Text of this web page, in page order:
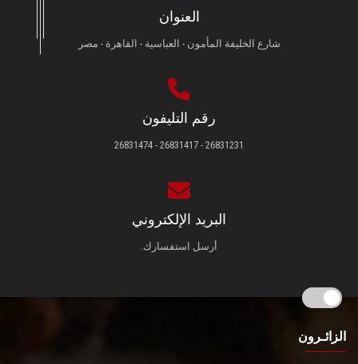
العنوان
شارع الخليفة المأمون - العباسية - القاهرة - مصر
رقم التليفون
26831231 - 26831417 - 26831474
البريد الإلكتروني
أرسل استفسارك.
الزائـرون